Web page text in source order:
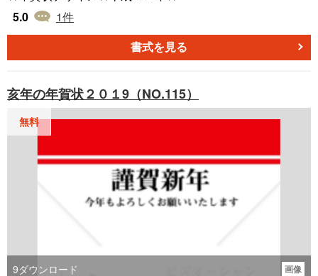
5.0
1件
書式を見る
亥年の年賀状２０１9（NO.115）
無料
9ダウンロード 画像